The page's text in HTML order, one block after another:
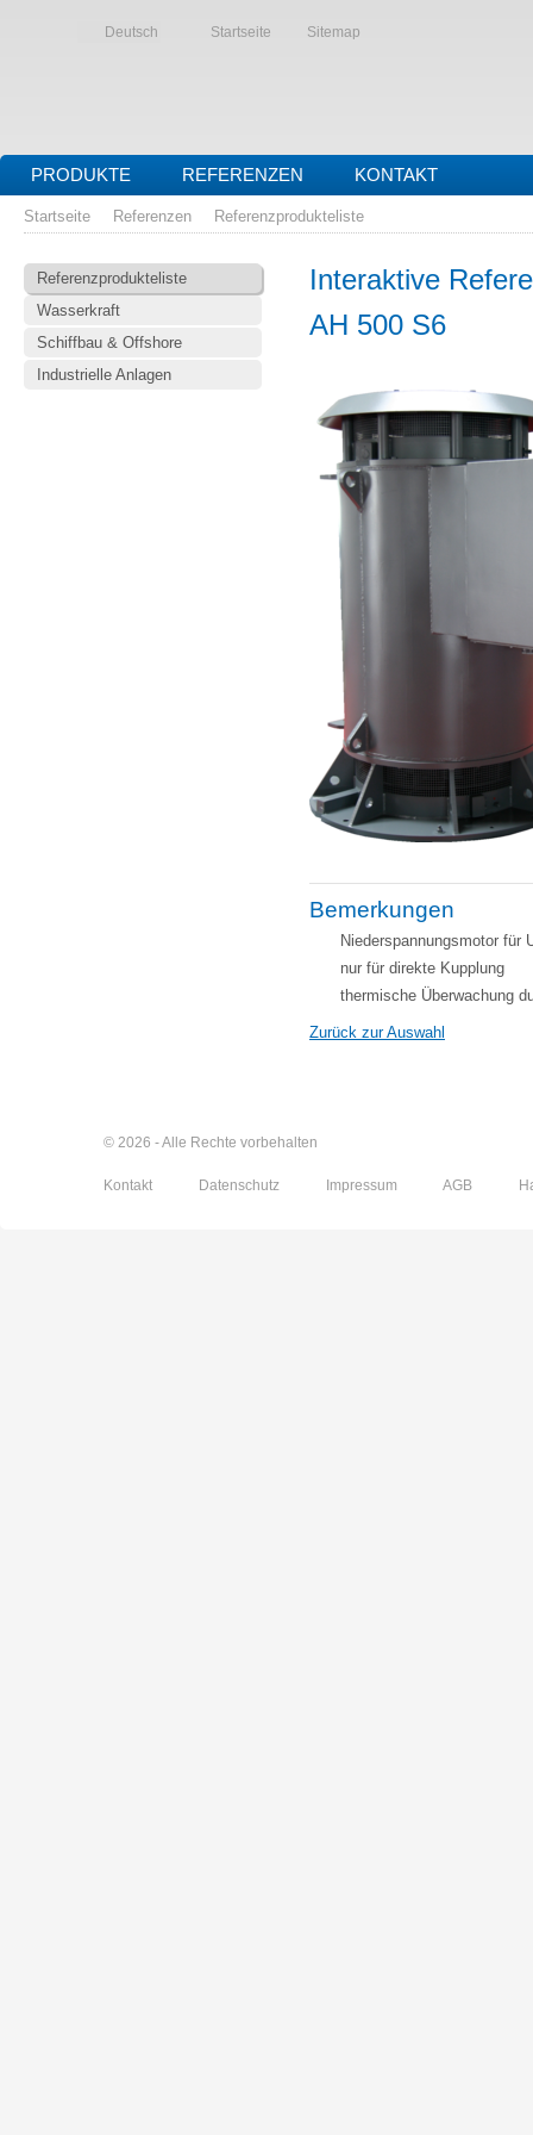
Deutsch Startseite Sitemap
PRODUKTE REFERENZEN KONTAKT
Startseite Referenzen Referenzprodukteliste
Referenzprodukteliste
Wasserkraft
Schiffbau & Offshore
Industrielle Anlagen
Interaktive
AH 500 S6
Bemerkungen
Niederspannungsmotor für
nur für direkte Kupplung
thermische Überwachung
Zurück zur Auswahl
© 2026 - Alle Rechte vorbehalten
Kontakt Datenschutz Impressum AGB